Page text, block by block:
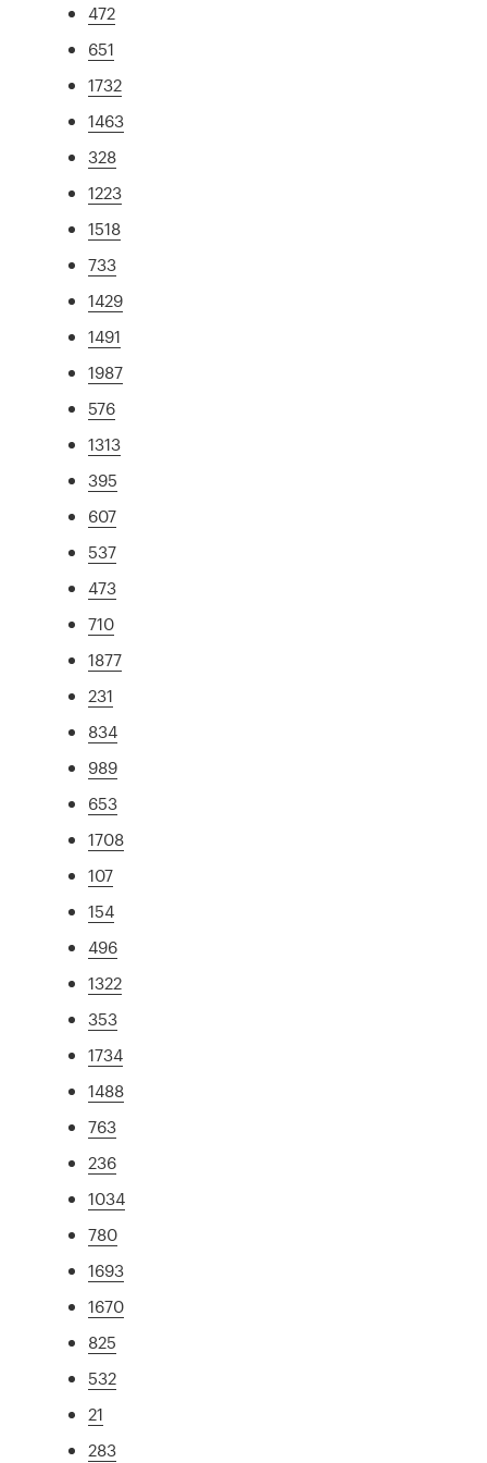
472
651
1732
1463
328
1223
1518
733
1429
1491
1987
576
1313
395
607
537
473
710
1877
231
834
989
653
1708
107
154
496
1322
353
1734
1488
763
236
1034
780
1693
1670
825
532
21
283